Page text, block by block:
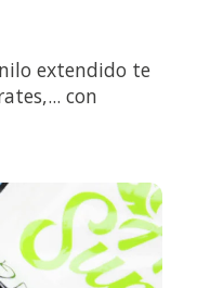
extendido te
con